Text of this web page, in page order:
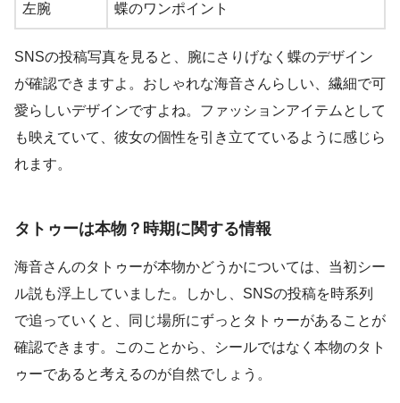
左腕 蝶のワンポイント
SNSの投稿写真を見ると、腕にさりげなく蝶のデザイン
が確認できますよ。おしゃれな海音さんらしい、繊細で可
愛らしいデザインですよね。ファッションアイテムとして
も映えていて、彼女の個性を引き立てているように感じら
れます。
タトゥーは本物？時期に関する情報
海音さんのタトゥーが本物かどうかについては、当初シー
ル説も浮上していました。しかし、SNSの投稿を時系列
で追っていくと、同じ場所にずっとタトゥーがあることが
確認できます。このことから、シールではなく本物のタト
ゥーであると考えるのが自然でしょう。